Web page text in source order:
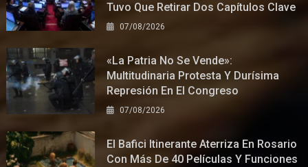
Tuvo Que Retirar Dos Capítulos Clave
07/08/2026
«La Patria No Se Vende»:
Multitudinaria Protesta Y Durísima
Represión En El Congreso
07/08/2026
El Bafici Itinerante Aterriza En Rosario
Con Más De 40 Películas Y Funciones